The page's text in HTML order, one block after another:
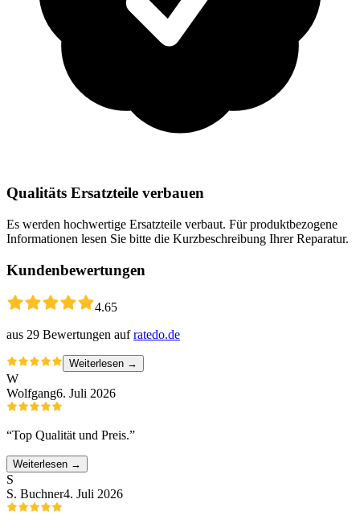
Qualitäts Ersatzteile verbauen
Es werden hochwertige Ersatzteile verbaut. Für produktbezogene
Informationen lesen Sie bitte die Kurzbeschreibung Ihrer Reparatur.
Kundenbewertungen
4.65
aus 29 Bewertungen auf ratedo.de
Weiterlesen →
W
Wolfgang6. Juli 2026
“Top Qualität und Preis.”
Weiterlesen →
S
S. Buchner4. Juli 2026